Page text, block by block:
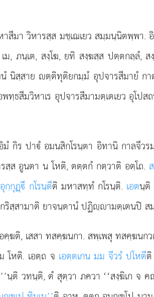
าสีมา วิหารสฺส มชฺเฌเยว สมฺมนฺนิตพฺพ
, ภนฺเต, สงฺโฆ, ยทิ สงฺฆสฺส ปตฺตกลฺลํ,
นํ นิสฺสาย ตฺติทุติยกมฺมํ อุปจารสีมายํ
ทฺธสีมวิหาเร อุปจารสีมามตฺเตเยว อุโ
กิร ปาํ อมนสิกโรนฺตา อิทานิ กาลจีว
ส อูนตา น โหติ, ตตฺตกํ กตฺวาติ อตฺโถ.
อุกฺกุฏฺึ กโรนฺตีติ มหาสทฺทํ กโรนฺติ. เอตนฺติ
ริสฺสามาติ ยาจนฺตานํ ปฏิฺามตฺเตนปิ สม
ฆติ, เสสา ทสคฺฆนกา. สพฺเพสุ ทสคฺฆนก
โหติ. เอตฺถ จ เอตฺตเกน มม จีวรํ ปโหตี
’’นฺติ วทนฺติ, ตํ สุตฺวา ภควา ‘‘สงฺฆิเก